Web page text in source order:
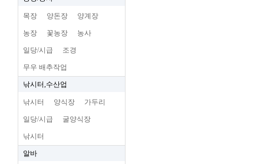
목장 양돈장 양계장
농장 꽃농장 농사
일당/시급 조경
무우 배추작업
낚시터,수산업
낚시터 양식장 가두리
일당/시급 굴양식장
낚시터
알바